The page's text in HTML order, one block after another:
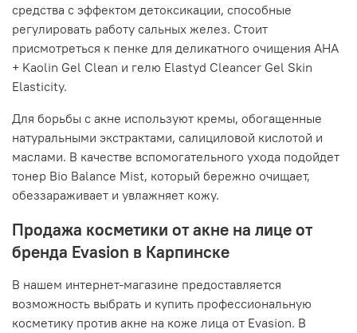
средства с эффектом детоксикации, способные
регулировать работу сальных желез. Стоит
присмотреться к пенке для деликатного очищения AHA
+ Kaolin Gel Clean и гелю Elastyd Cleancer Gel Skin
Elasticity.
Для борьбы с акне используют кремы, обогащенные
натуральными экстрактами, салициловой кислотой и
маслами. В качестве вспомогательного ухода подойдет
тонер Bio Balance Mist, который бережно очищает,
обеззараживает и увлажняет кожу.
Продажа косметики от акне на лице от
бренда Evasion в Карпинске
В нашем интернет-магазине предоставляется
возможность выбрать и купить профессиональную
косметику против акне на коже лица от Evasion. В